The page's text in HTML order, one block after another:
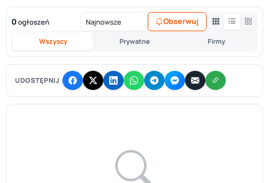
0 ogłoszeń
Wszyscy Prywatne Firmy
Obserwuj
UDOSTĘPNIJ